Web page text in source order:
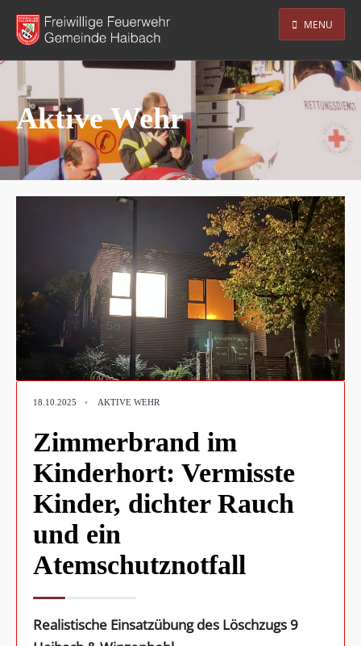
MENU
Aktive Wehr
18.10.2025 • AKTIVE WEHR
Zimmerbrand im
Kinderhort: Vermisste
Kinder, dichter Rauch
und ein
Atemschutznotfall
Realistische Einsatzübung des Löschzugs 9